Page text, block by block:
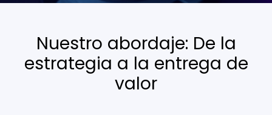
Nuestro abordaje: De la
estrategia a la entrega de
valor